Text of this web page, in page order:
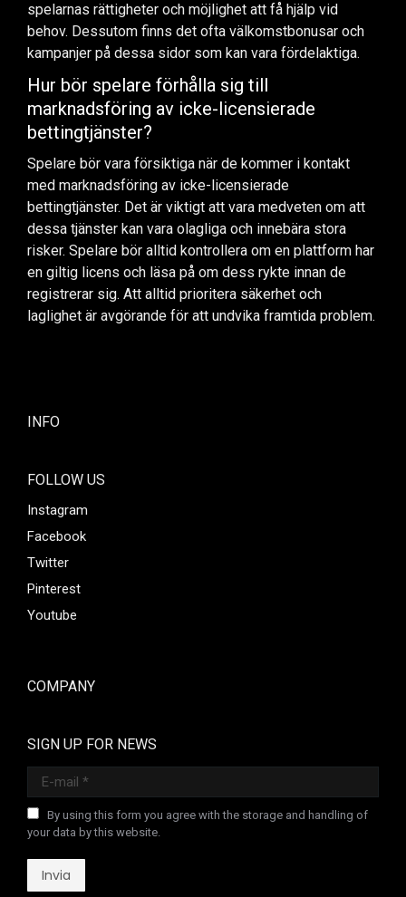
spelarnas rättigheter och möjlighet att få hjälp vid
behov. Dessutom finns det ofta välkomstbonusar och
kampanjer på dessa sidor som kan vara fördelaktiga.
Hur bör spelare förhålla sig till
marknadsföring av icke-licensierade
bettingtjänster?
Spelare bör vara försiktiga när de kommer i kontakt
med marknadsföring av icke-licensierade
bettingtjänster. Det är viktigt att vara medveten om att
dessa tjänster kan vara olagliga och innebära stora
risker. Spelare bör alltid kontrollera om en plattform har
en giltig licens och läsa på om dess rykte innan de
registrerar sig. Att alltid prioritera säkerhet och
laglighet är avgörande för att undvika framtida problem.
INFO
FOLLOW US
Instagram
Facebook
Twitter
Pinterest
Youtube
COMPANY
SIGN UP FOR NEWS
E-mail *
By using this form you agree with the storage and handling of
your data by this website.
Invia